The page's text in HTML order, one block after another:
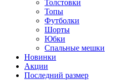
Толстовки
Топы
Футболки
Шорты
Юбки
Спальные мешки
Новинки
Акции
Последний размер